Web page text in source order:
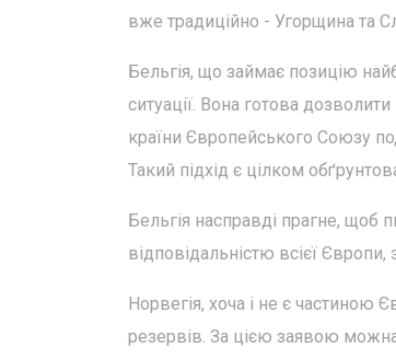
вже традиційно - Угорщина та
Бельгія, що займає позицію
ситуації. Вона готова
країни Європейського Союзу
Такий підхід є цілком
Бельгія насправді прагне, щоб
відповідальністю всієї
Норвегія, хоча і не є частиною
резервів. За цією заявою